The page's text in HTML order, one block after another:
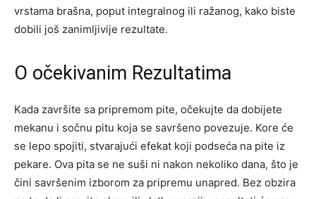
vrstama brašna, poput integralnog ili ražanog, kako biste
dobili još zanimljivije rezultate.
O očekivanim Rezultatima
Kada završite sa pripremom pite, očekujte da dobijete
mekanu i sočnu pitu koja se savršeno povezuje. Kore će
se lepo spojiti, stvarajući efekat koji podseća na pite iz
pekare. Ova pita se ne suši ni nakon nekoliko dana, što je
čini savršenim izborom za pripremu unapred. Bez obzira